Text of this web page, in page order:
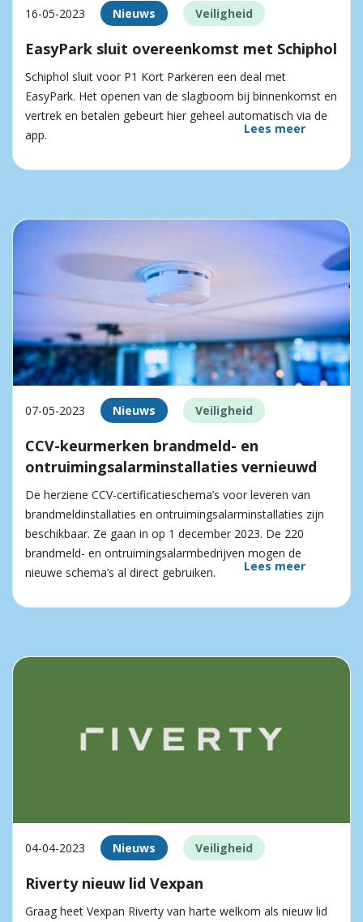
16-05-2023 Nieuws Veiligheid
EasyPark sluit overeenkomst met Schiphol
Schiphol sluit voor P1 Kort Parkeren een deal met
EasyPark. Het openen van de slagboom bij binnenkomst en
vertrek en betalen gebeurt hier geheel automatisch via de
app.
Lees meer
07-05-2023 Nieuws Veiligheid
CCV-keurmerken brandmeld- en
ontruimingsalarminstallaties vernieuwd
De herziene CCV-certificatieschema’s voor leveren van
brandmeldinstallaties en ontruimingsalarminstallaties zijn
beschikbaar. Ze gaan in op 1 december 2023. De 220
brandmeld- en ontruimingsalarmbedrijven mogen de
nieuwe schema’s al direct gebruiken.
Lees meer
04-04-2023 Nieuws Veiligheid
Riverty nieuw lid Vexpan
Graag heet Vexpan Riverty van harte welkom als nieuw lid